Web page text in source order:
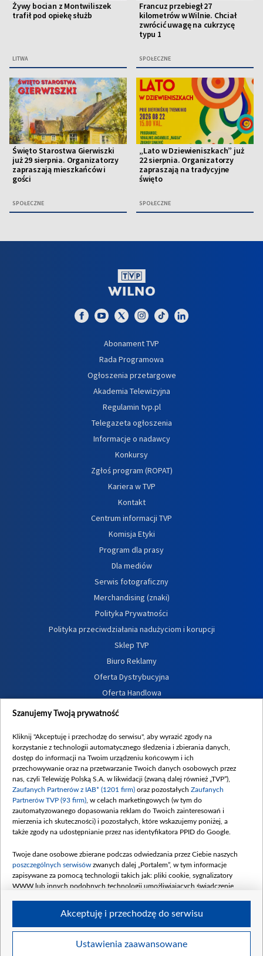
Żywy bocian z Montwiliszek
trafił pod opiekę służb
LITWA
Francuz przebiegł 27
kilometrów w Wilnie. Chciał
zwrócić uwagę na cukrzycę
typu 1
SPOŁECZNE
Święto Starostwa Gierwiszki
już 29 sierpnia. Organizatorzy
zapraszają mieszkańców i
gości
SPOŁECZNE
„Lato w Dziewieniszkach” już
22 sierpnia. Organizatorzy
zapraszają na tradycyjne
święto
SPOŁECZNE
Abonament TVP
Rada Programowa
Ogłoszenia przetargowe
Akademia Telewizyjna
Regulamin tvp.pl
Telegazeta ogłoszenia
Informacje o nadawcy
Konkursy
Zgłoś program (ROPAT)
Kariera w TVP
Kontakt
Centrum informacji TVP
Komisja Etyki
Program dla prasy
Dla mediów
Serwis fotograficzny
Merchandising (znaki)
Polityka Prywatności
Polityka przeciwdziałania nadużyciom i korupcji
Sklep TVP
Biuro Reklamy
Oferta Dystrybucyjna
Oferta Handlowa
Dostępność
Procedura zgłoszeń wewnętrznych
Szanujemy Twoją prywatność
Kliknij "Akceptuję i przechodzę do serwisu", aby wyrazić zgody na
korzystanie z technologii automatycznego śledzenia i zbierania danych,
dostęp do informacji na Twoim urządzeniu końcowym i ich
przechowywanie oraz na przetwarzanie Twoich danych osobowych przez
nas, czyli Telewizję Polską S.A. w likwidacji (zwaną dalej również „TVP”),
Zaufanych Partnerów z IAB* (1201 firm) oraz pozostałych Zaufanych
Partnerów TVP (93 firm) , w celach marketingowych (w tym do
zautomatyzowanego dopasowania reklam do Twoich zainteresowań i
mierzenia ich skuteczności) i pozostałych, które wskazujemy poniżej, a
także zgody na udostępnianie przez nas identyfikatora PPID do Google.
Twoje dane osobowe zbierane podczas odwiedzania przez Ciebie naszych
poszczególnych serwisów zwanych dalej „Portalem”, w tym informacje
zapisywane za pomocą technologii takich jak: pliki cookie, sygnalizatory
WWW lub innych podobnych technologii umożliwiających świadczenie
Twoje dane osobowe zbierane podczas odwiedzania przez Ciebie
Ustawienia zaawansowane
Akceptuję i przechodzę do serwisu